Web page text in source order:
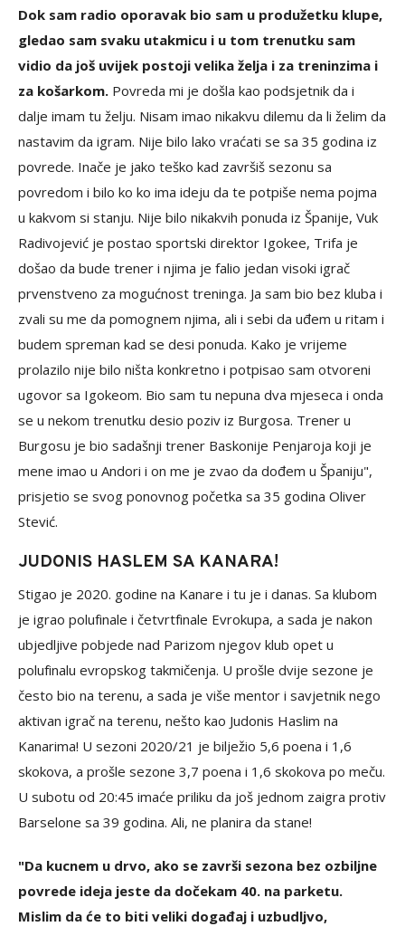
Dok sam radio oporavak bio sam u produžetku klupe,
gledao sam svaku utakmicu i u tom trenutku sam
vidio da još uvijek postoji velika želja i za treninzima i
za košarkom. Povreda mi je došla kao podsjetnik da i
dalje imam tu želju. Nisam imao nikakvu dilemu da li želim da
nastavim da igram. Nije bilo lako vraćati se sa 35 godina iz
povrede. Inače je jako teško kad završiš sezonu sa
povredom i bilo ko ko ima ideju da te potpiše nema pojma
u kakvom si stanju. Nije bilo nikakvih ponuda iz Španije, Vuk
Radivojević je postao sportski direktor Igokee, Trifa je
došao da bude trener i njima je falio jedan visoki igrač
prvenstveno za mogućnost treninga. Ja sam bio bez kluba i
zvali su me da pomognem njima, ali i sebi da uđem u ritam i
budem spreman kad se desi ponuda. Kako je vrijeme
prolazilo nije bilo ništa konkretno i potpisao sam otvoreni
ugovor sa Igokeom. Bio sam tu nepuna dva mjeseca i onda
se u nekom trenutku desio poziv iz Burgosa. Trener u
Burgosu je bio sadašnji trener Baskonije Penjaroja koji je
mene imao u Andori i on me je zvao da dođem u Španiju",
prisjetio se svog ponovnog početka sa 35 godina Oliver
Stević.
JUDONIS HASLEM SA KANARA!
Stigao je 2020. godine na Kanare i tu je i danas. Sa klubom
je igrao polufinale i četvrtfinale Evrokupa, a sada je nakon
ubjedljive pobjede nad Parizom njegov klub opet u
polufinalu evropskog takmičenja. U prošle dvije sezone je
često bio na terenu, a sada je više mentor i savjetnik nego
aktivan igrač na terenu, nešto kao Judonis Haslim na
Kanarima! U sezoni 2020/21 je bilježio 5,6 poena i 1,6
skokova, a prošle sezone 3,7 poena i 1,6 skokova po meču.
U subotu od 20:45 imaće priliku da još jednom zaigra protiv
Barselone sa 39 godina. Ali, ne planira da stane!
"Da kucnem u drvo, ako se završi sezona bez ozbiljne
povrede ideja jeste da dočekam 40. na parketu.
Mislim da će to biti veliki događaj i uzbudljvo,